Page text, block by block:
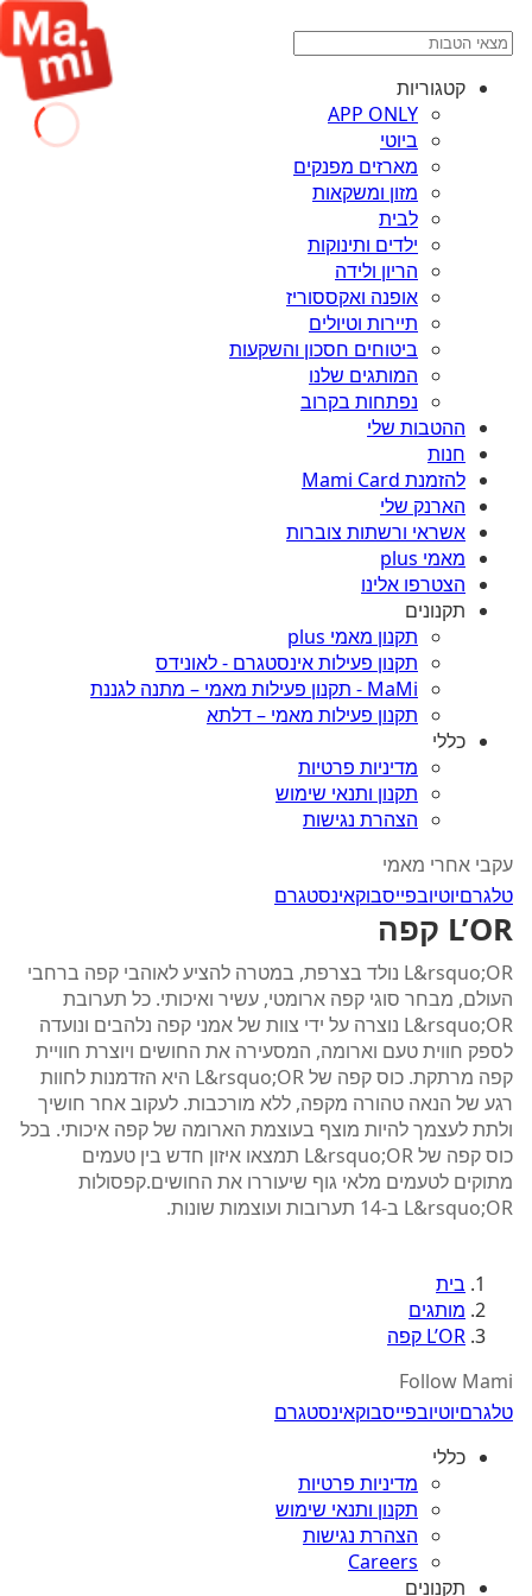
קטגוריות
APP ONLY
ביוטי
מארזים מפנקים
מזון ומשקאות
לבית
ילדים ותינוקות
הריון ולידה
אופנה ואקססוריז
תיירות וטיולים
ביטוחים חסכון והשקעות
המותגים שלנו
נפתחות בקרוב
ההטבות שלי
חנות
להזמנת Mami Card
הארנק שלי
אשראי ורשתות צוברות
מאמי plus
הצטרפו אלינו
תקנונים
תקנון מאמי plus
תקנון פעילות אינסטגרם - לאונידס
MaMi - תקנון פעילות מאמי – מתנה לגננת
תקנון פעילות מאמי – דלתא
כללי
מדיניות פרטיות
תקנון ותנאי שימוש
הצהרת נגישות
עקבי אחרי מאמי
טלגרםיוטיובפייסבוקאינסטגרם
L’OR קפה
L&rsquo;OR נולד בצרפת, במטרה להציע לאוהבי קפה ברחבי
העולם, מבחר סוגי קפה ארומטי, עשיר ואיכותי. כל תערובת
L&rsquo;OR נוצרה על ידי צוות של אמני קפה נלהבים ונועדה
לספק חווית טעם וארומה, המסעירה את החושים ויוצרת חוויית
קפה מרתקת. כוס קפה של L&rsquo;OR היא הזדמנות לחוות
רגע של הנאה טהורה מקפה, ללא מורכבות. לעקוב אחר חושיך
ולתת לעצמך להיות מוצף בעוצמת הארומה של קפה איכותי. בכל
כוס קפה של L&rsquo;OR תמצאו איזון חדש בין טעמים
מתוקים לטעמים מלאי גוף שיעוררו את החושים.קפסולות
L&rsquo;OR ב-14 תערובות ועוצמות שונות.
בית
מותגים
L’OR קפה
Follow Mami
טלגרםיוטיובפייסבוקאינסטגרם
כללי
מדיניות פרטיות
תקנון ותנאי שימוש
הצהרת נגישות
Careers
תקנונים